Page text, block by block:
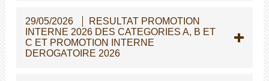
29/05/2026
RESULTAT PROMOTION
INTERNE 2026 DES CATEGORIES A, B ET
C ET PROMOTION INTERNE
DEROGATOIRE 2026